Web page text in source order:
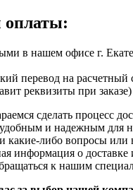
оплаты:
в нашем офисе г.
перевод на расчетный
реквизиты при заказе)
сделать процесс
и надежным для
какие-либо вопросы или
информация о доставке
к нашим